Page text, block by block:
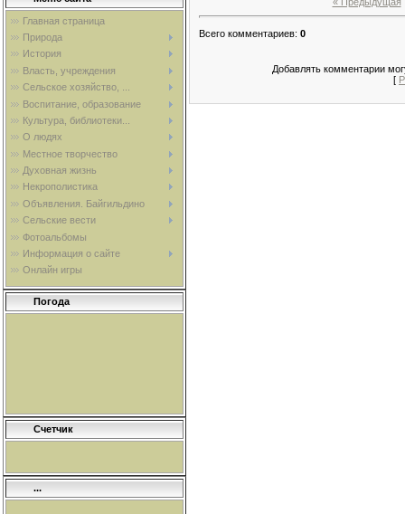
Главная страница
Природа
История
Власть, учреждения
Сельское хозяйство, ...
Воспитание, образование
Культура, библиотеки...
О людях
Местное творчество
Духовная жизнь
Некрополистика
Объявления. Байгильдино
Сельские вести
Фотоальбомы
Информация о сайте
Онлайн игры
Погода
Счетчик
...
Всего комментариев: 0
Добавлять комментарии
[